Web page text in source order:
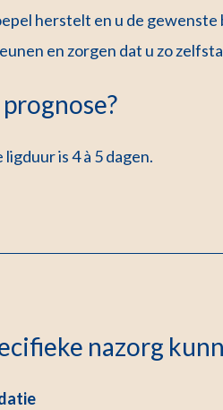
herstelt en u de
en zorgen dat u zo
is 4 à 5 dagen.
nazorg